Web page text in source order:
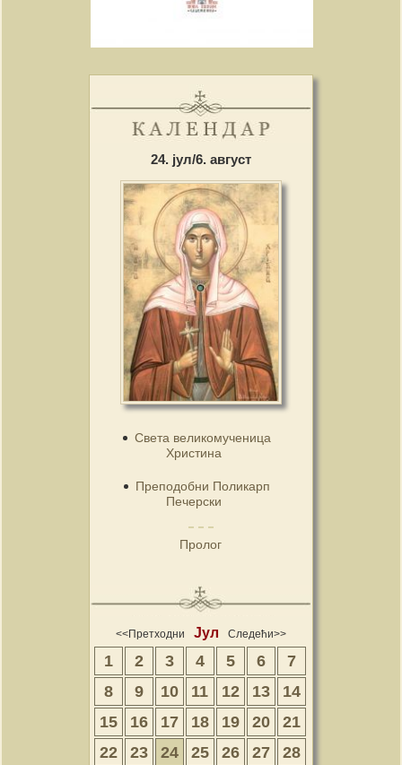
24. јул/6. август
Света великомученица
Христина
Преподобни Поликарп
Печерски
Пролог
<<Претходни Јул Следећи>>
1 2 3 4 5 6
7
8
9 10 11 12 13
14
15
16 17 18 19 20
21
22
23 24 25 26 27
28